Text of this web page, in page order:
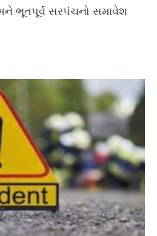
ભૂતપૂર્વ સરપંચનો સમાવેશ